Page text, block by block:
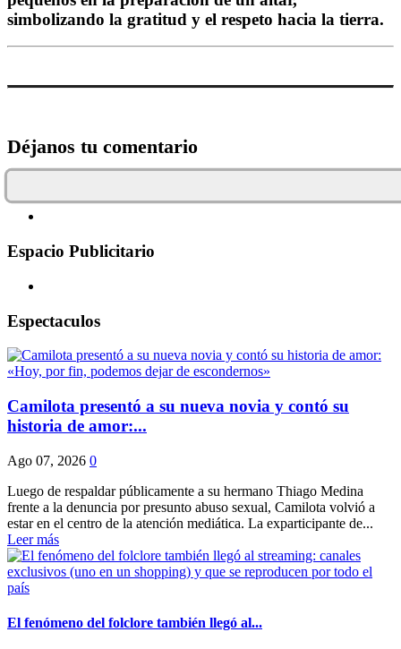
simbolizando la gratitud y el respeto hacia la tierra.
Déjanos tu comentario
Espacio Publicitario
Espectaculos
Camilota presentó a su nueva novia y contó su
historia de amor:...
Ago 07, 2026 0
Luego de respaldar públicamente a su hermano Thiago Medina
frente a la denuncia por presunto abuso sexual, Camilota volvió a
estar en el centro de la atención mediática. La exparticipante de...
Leer más
El fenómeno del folclore también llegó al...